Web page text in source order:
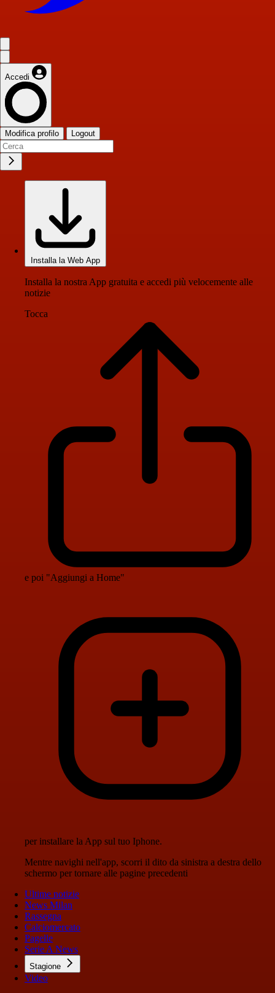
Accedi
Modifica profilo Logout
Installa la Web App
Installa la nostra App gratuita e accedi più velocemente alle
notizie
Tocca
e poi "Aggiungi a Home"
per installare la App sul tuo Iphone.
Mentre navighi nell'app, scorri il dito da sinistra a destra dello
schermo per tornare alle pagine precedenti
Ultime notizie
News Milan
Rassegna
Calciomercato
Pagelle
Serie A News
Stagione
Video